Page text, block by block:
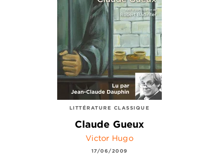
LITTÉRATURE CLASSIQUE
Claude Gueux
Victor Hugo
17/06/2009